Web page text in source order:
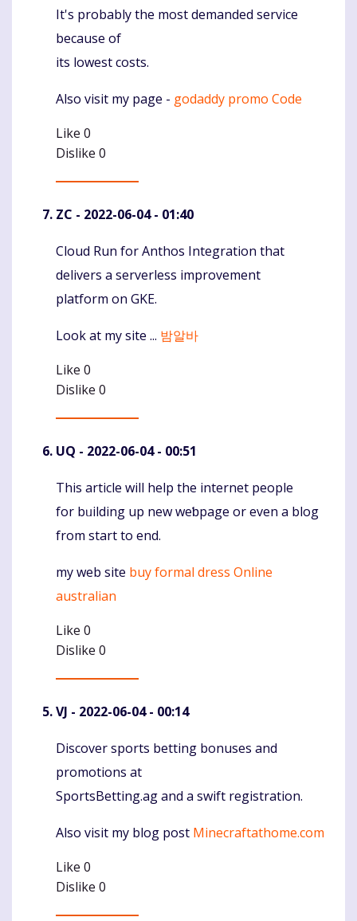
It's probably the most demanded service
because of
its lowest costs.
Also visit my page - godaddy promo Code
Like 0
Dislike 0
ZC - 2022-06-04 - 01:40
Komentaras
Cloud Run for Anthos Integration that
delivers a serverless improvement
platform on GKE.
Look at my site ... 밤알바
Like 0
Dislike 0
UQ - 2022-06-04 - 00:51
Komentaras
This article will hеlp the internet people
for bᥙilding up new weƅpage or еven a blog
from start to end.
my web site buy formal dress Online
australian
Like 0
Dislike 0
VJ - 2022-06-04 - 00:14
Komentaras
Discover sports betting bonuses and
promotions at
SportsBetting.ag and a swift registration.
Also visit my blog post Minecraftathome.com
Like 0
Dislike 0